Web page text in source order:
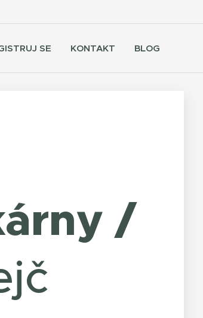
SE KONTAKT BLOG
/